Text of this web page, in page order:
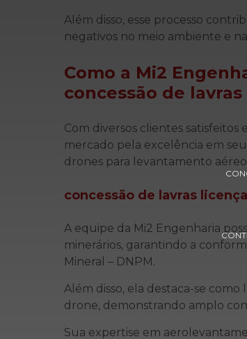
Além disso, esse processo
negativos no meio ambiente e
Como a Mi2
concessão de
Com diversos clientes
mercado pela excelência em
drones para levantamento
concessão de lavras
A equipe da Mi2 Engenharia
minerários, garantindo a
Mineral – DNPM.
Além disso, ela destaca-se
drone, demonstrando amplo
Sua expertise em